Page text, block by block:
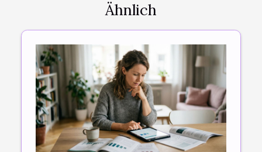
Ähnlich